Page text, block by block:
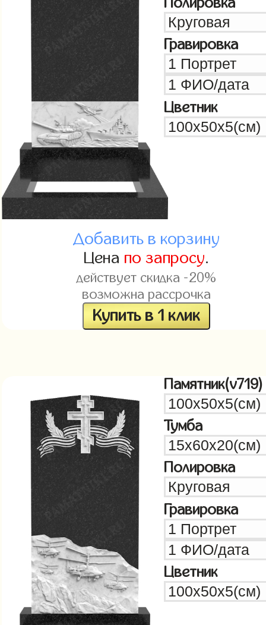
Гравировка
Цветник
Добавить в корзину
Цена по запросу.
действует скидка -20%
возможна рассрочка
Купить в 1 клик
Памятник(v719)
Тумба
Полировка
Гравировка
Цветник